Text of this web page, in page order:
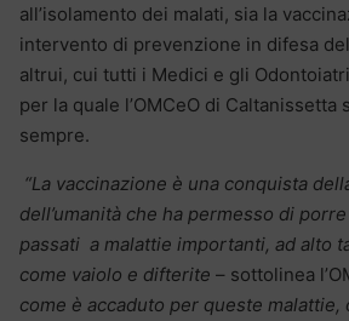
all’isolamento dei malati, sia la
intervento di prevenzione in difesa
altrui, cui tutti i Medici e gli
per la quale l’OMCeO di Caltanissetta
sempre.
“La vaccinazione è una conquista
dell’umanità che ha permesso di
passati a malattie importanti, ad alto
come vaiolo e difterite – sottolinea
come è accaduto per queste malattie,